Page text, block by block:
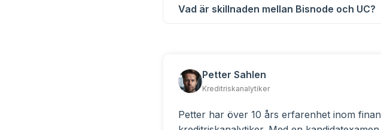
Vad är skillnaden mellan Bisnode och UC?
Petter Sahlen
Kreditriskanalytiker
Petter har över 10 års erfarenhet inom